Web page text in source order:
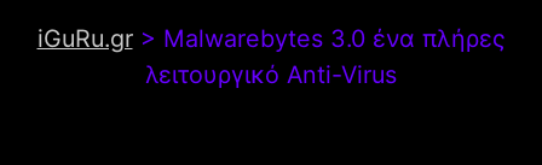
iGuRu.gr> Malwarebytes 3.0 ένα πλήρες
λειτουργικό Anti-Virus